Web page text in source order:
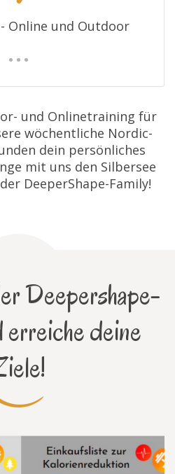
Online und Outdoor
und Onlinetraining für
wöchentliche Nordic-
dein persönliches
mit uns den Silbersee
DeeperShape-Family!
Deepershape-
erreiche deine